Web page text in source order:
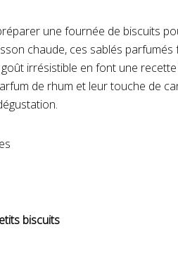
une fournée de biscuits
chaude, ces sablés
irrésistible en font une
de rhum et leur touche de
biscuits